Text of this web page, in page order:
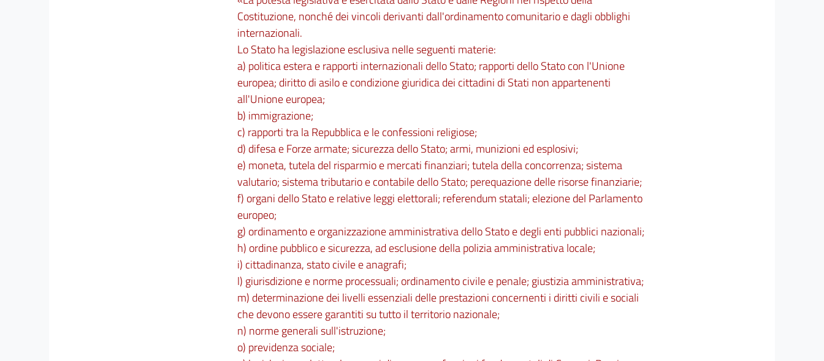
Costituzione, nonché dei vincoli derivanti dall'ordinamento comunitario e dagli obblighi
internazionali.
Lo Stato ha legislazione esclusiva nelle seguenti materie:
a) politica estera e rapporti internazionali dello Stato; rapporti dello Stato con l'Unione
europea; diritto di asilo e condizione giuridica dei cittadini di Stati non appartenenti
all'Unione europea;
b) immigrazione;
c) rapporti tra la Repubblica e le confessioni religiose;
d) difesa e Forze armate; sicurezza dello Stato; armi, munizioni ed esplosivi;
e) moneta, tutela del risparmio e mercati finanziari; tutela della concorrenza; sistema
valutario; sistema tributario e contabile dello Stato; perequazione delle risorse finanziarie;
f) organi dello Stato e relative leggi elettorali; referendum statali; elezione del Parlamento
europeo;
g) ordinamento e organizzazione amministrativa dello Stato e degli enti pubblici nazionali;
h) ordine pubblico e sicurezza, ad esclusione della polizia amministrativa locale;
i) cittadinanza, stato civile e anagrafi;
l) giurisdizione e norme processuali; ordinamento civile e penale; giustizia amministrativa;
m) determinazione dei livelli essenziali delle prestazioni concernenti i diritti civili e sociali
che devono essere garantiti su tutto il territorio nazionale;
n) norme generali sull'istruzione;
o) previdenza sociale;